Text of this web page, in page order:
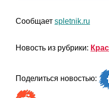
Сообщает spletnik.ru
Новость из рубрики:
Поделиться новостью: